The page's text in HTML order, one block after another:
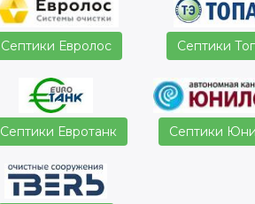
Септики Евролос Септики
Септики Евротанк Септики